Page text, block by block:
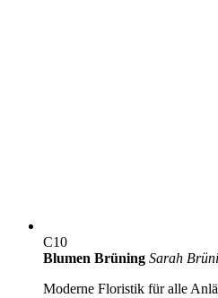
C10
Blumen Brüning Sarah
Moderne Floristik für alle